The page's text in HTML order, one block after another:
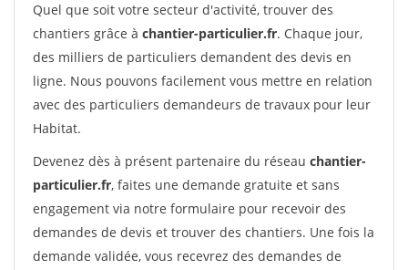
Quel que soit votre secteur d'activité, trouver des
chantiers grâce à chantier-particulier.fr. Chaque jour,
des milliers de particuliers demandent des devis en
ligne. Nous pouvons facilement vous mettre en relation
avec des particuliers demandeurs de travaux pour leur
Habitat.
Devenez dès à présent partenaire du réseau chantier-
particulier.fr, faites une demande gratuite et sans
engagement via notre formulaire pour recevoir des
demandes de devis et trouver des chantiers. Une fois la
demande validée, vous recevrez des demandes de